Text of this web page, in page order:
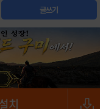
글쓰기